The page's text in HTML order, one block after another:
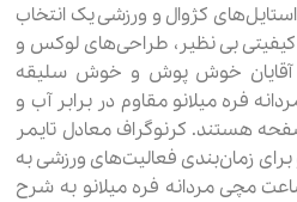
کژوال و ورزشی یک انتخاب
بی نظیر، طراحی‌های لوکس و
آقایان خوش پوش و خوش سلیقه
فره میلانو مقاوم در برابر آب و
هستند. کرنوگراف معادل تایمر
زمان‌بندی فعالیت‌های ورزشی به
مچی مردانه فره میلانو به شرح